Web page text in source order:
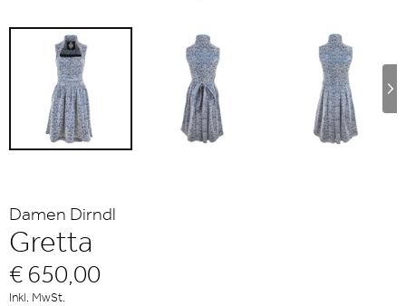
Damen Dirndl
Gretta
€ 650,00
Inkl. MwSt.